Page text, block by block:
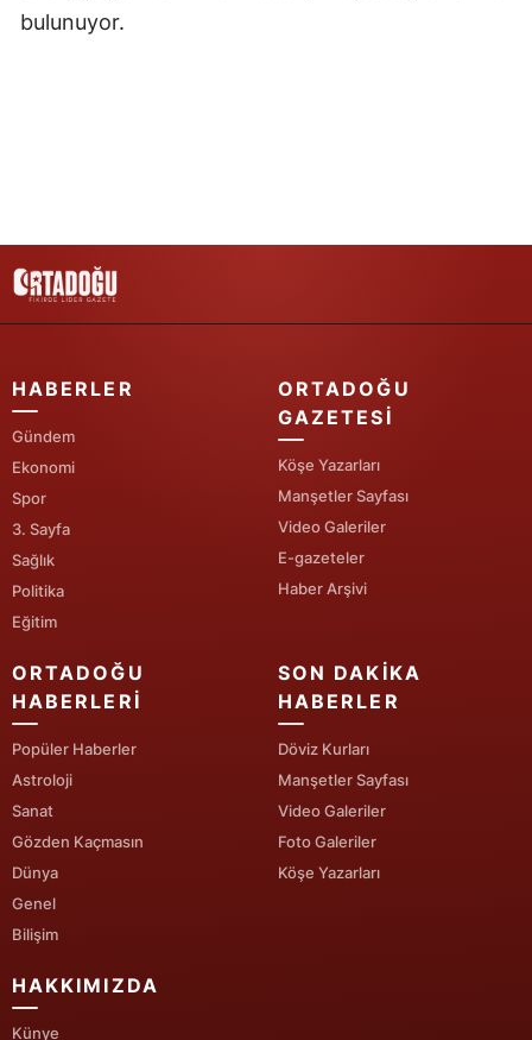
bulunuyor.
HABERLER
Gündem
Ekonomi
Spor
3. Sayfa
Sağlık
Politika
Eğitim
ORTADOĞU
GAZETESI
Köşe Yazarları
Manşetler Sayfası
Video Galeriler
E-gazeteler
Haber Arşivi
ORTADOĞU
HABERLERI
Popüler Haberler
Astroloji
Sanat
Gözden Kaçmasın
Dünya
Genel
Bilişim
SON DAKIKA
HABERLER
Döviz Kurları
Manşetler Sayfası
Video Galeriler
Foto Galeriler
Köşe Yazarları
HAKKIMIZDA
Künye